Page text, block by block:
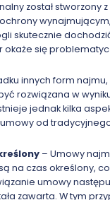
został stworzony
skutecznie
okaże się
innych form
rozwiązana w
jednak kilka
od
– Umowy
na czas określony,
umowy
zawarta. W tym